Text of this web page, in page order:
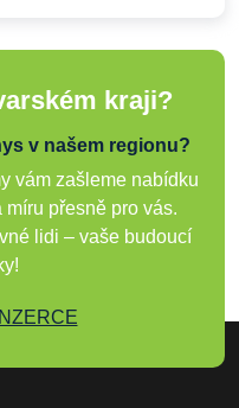
kraji?
v našem regionu?
vám zašleme nabídku
přesně pro vás.
lidi – vaše budoucí